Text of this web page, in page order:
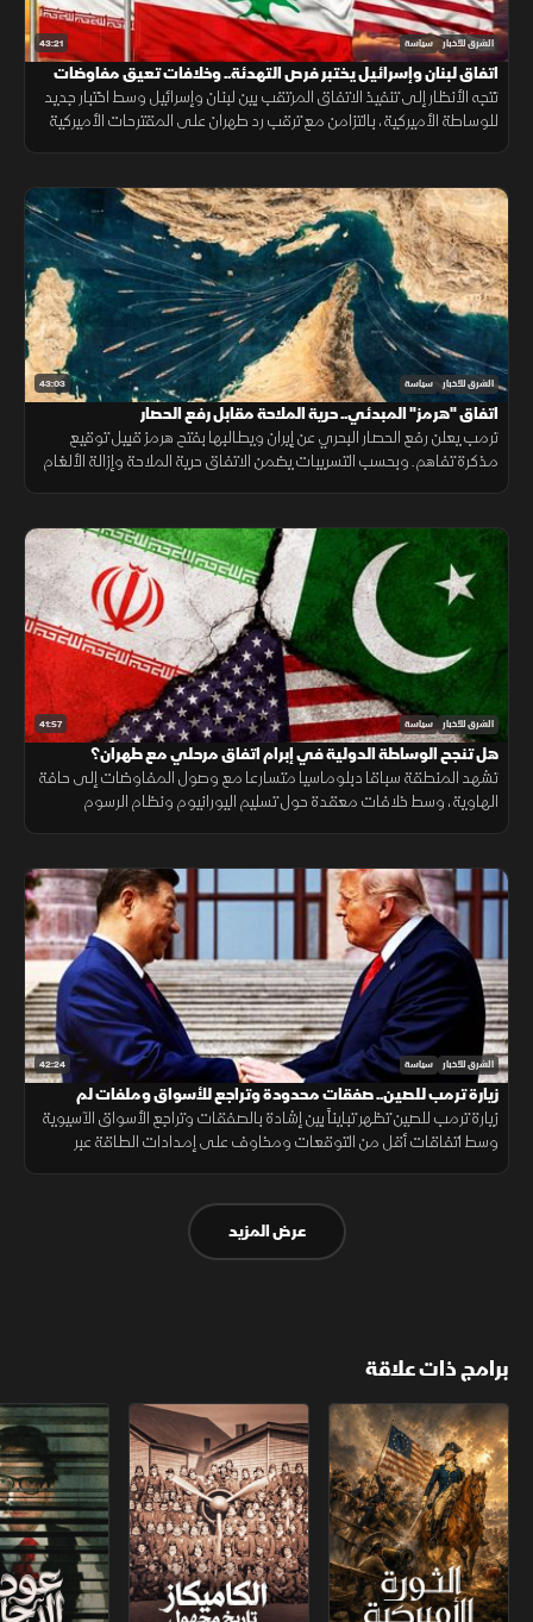
43:21 الشرق للأخبار سياسة
اتفاق لبنان وإسرائيل يختبر فرص التهدئة.. وخلافات تعيق مفاوضات
أميركا وإيران
تتجه الأنظار إلى تنفيذ الاتفاق المرتقب بين لبنان وإسرائيل وسط اختبار جديد
للوساطة الأميركية، بالتزامن مع ترقب رد طهران على المقترحات الأميركية
43:03 الشرق للأخبار سياسة
اتفاق "هرمز" المبدئي.. حرية الملاحة مقابل رفع الحصار
ترمب يعلن رفع الحصار البحري عن إيران ويطالبها بفتح هرمز قبيل توقيع
مذكرة تفاهم. وبحسب التسريبات يضمن الاتفاق حرية الملاحة وإزالة الألغام
41:57 الشرق للأخبار سياسة
هل تنجح الوساطة الدولية في إبرام اتفاق مرحلي مع طهران؟
تشهد المنطقة سباقا دبلوماسيا متسارعا مع وصول المفاوضات إلى حافة
الهاوية، وسط خلافات معقدة حول تسليم اليورانيوم ونظام الرسوم
42:24 الشرق للأخبار سياسة
زيارة ترمب للصين.. صفقات محدودة وتراجع للأسواق وملفات لم
تحسم
زيارة ترمب للصين تظهر تبايناً بين إشادة بالصفقات وتراجع الأسواق الآسيوية
وسط اتفاقات أقل من التوقعات ومخاوف على إمدادات الطاقة عبر
عرض المزيد
برامج ذات علاقة
الثورة الأميركية الكاميكاز.. تاريخ مجهول عودة الدجال